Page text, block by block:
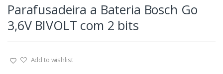
Parafusadeira a Bateria Bosch Go
3,6V BIVOLT com 2 bits
Add to wishlist